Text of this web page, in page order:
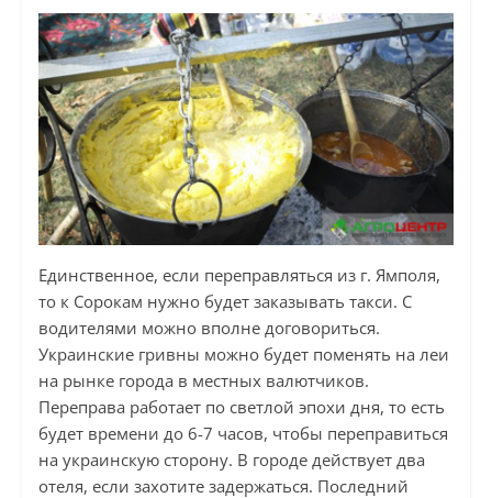
Единственное, если переправляться из г. Ямполя,
то к Сорокам нужно будет заказывать такси. С
водителями можно вполне договориться.
Украинские гривны можно будет поменять на леи
на рынке города в местных валютчиков.
Переправа работает по светлой эпохи дня, то есть
будет времени до 6-7 часов, чтобы переправиться
на украинскую сторону. В городе действует два
отеля, если захотите задержаться. Последний